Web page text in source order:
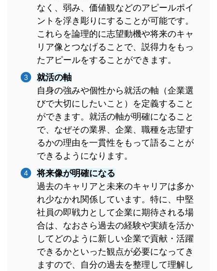
なく、弱み、価値観などのアピールポイ
ントを浮き彫りにすることが可能です。
これらを論理的に志望動機や将来のキャ
リア像とつなげることで、説得力をもっ
たアピールをすることができます。
就活の軸
自身の強みや個性から就活の軸（企業選
びで大切にしたいこと）を定義すること
ができます。就活の軸が明確になること
で、なぜその業界、企業、職種を志望す
るかの理由を一貫性をもって語ることが
できるようになります。
将来像が明確になる
過去のキャリアと未来のキャリアは多か
れ少なかれ関係しています。特に、中堅
社員の即戦力として企業に期待される場
合は、なおさら過去の経験や実績を活か
してどのように新しい企業で貢献・活躍
できるかといった観点が必要になってき
ますので、自分の過去を整理して理解し